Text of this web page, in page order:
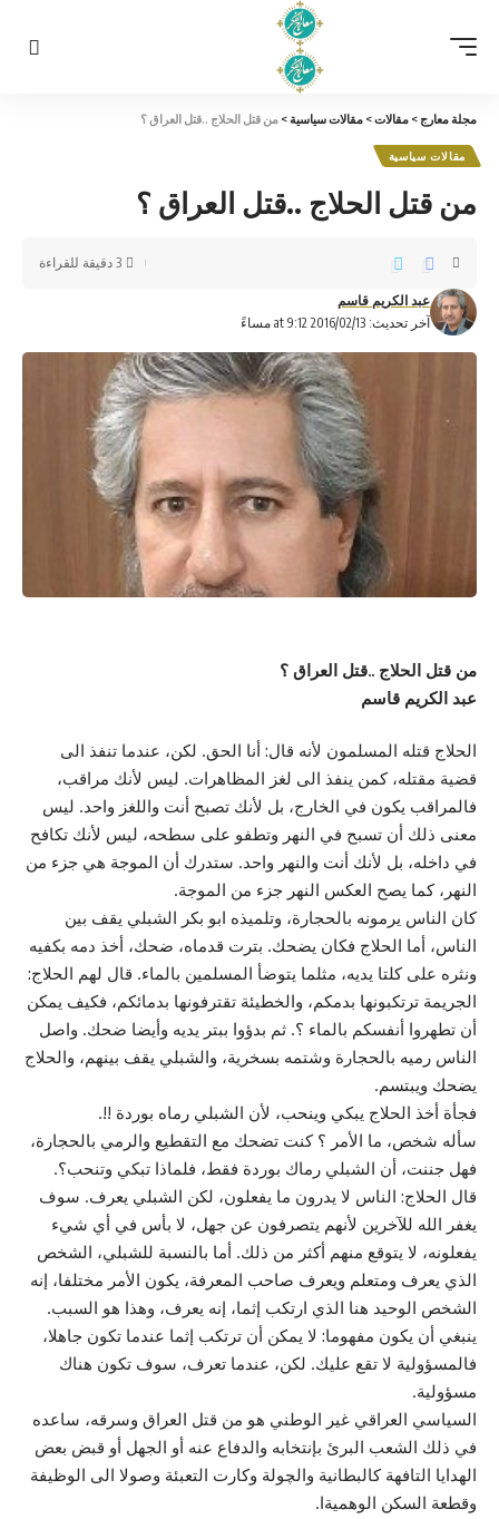
مجلة معارج> مقالات> مقالات سياسية> من قتل الحلاج ..قتل العراق ؟
مقالات سياسية
من قتل الحلاج ..قتل العراق ؟
آخر تحديث: 2016/02/13 at 9:12 مساءً
عبد الكريم قاسم
3 دقيقة للقراءة
من قتل الحلاج ..قتل العراق ؟
عبد الكريم قاسم
الحلاج قتله المسلمون لأنه قال: أنا الحق. لكن، عندما تنفذ الى
قضية مقتله، كمن ينفذ الى لغز المظاهرات. ليس لأنك مراقب،
فالمراقب يكون في الخارج، بل لأنك تصبح أنت واللغز واحد. ليس
معنى ذلك أن تسبح في النهر وتطفو على سطحه، ليس لأنك تكافح
في داخله، بل لأنك أنت والنهر واحد. ستدرك أن الموجة هي جزء من
النهر، كما يصح العكس النهر جزء من الموجة.
كان الناس يرمونه بالحجارة، وتلميذه ابو بكر الشبلي يقف بين
الناس، أما الحلاج فكان يضحك. بترت قدماه، ضحك، أخذ دمه بكفيه
ونثره على كلتا يديه، مثلما يتوضأ المسلمين بالماء. قال لهم الحلاج:
الجريمة ترتكبونها بدمكم، والخطيئة تقترفونها بدمائكم، فكيف يمكن
أن تطهروا أنفسكم بالماء ؟. ثم بدؤوا ببتر يديه وأيضا ضحك. واصل
الناس رميه بالحجارة وشتمه بسخرية، والشبلي يقف بينهم، والحلاج
يضحك ويبتسم.
فجأة أخذ الحلاج يبكي وينحب، لأن الشبلي رماه بوردة !!.
سأله شخص، ما الأمر ؟ كنت تضحك مع التقطيع والرمي بالحجارة،
فهل جننت، أن الشبلي رماك بوردة فقط، فلماذا تبكي وتنحب؟.
قال الحلاج: الناس لا يدرون ما يفعلون، لكن الشبلي يعرف. سوف
يغفر الله للآخرين لأنهم يتصرفون عن جهل، لا بأس في أي شيء
يفعلونه، لا يتوقع منهم أكثر من ذلك. أما بالنسبة للشبلي، الشخص
الذي يعرف ومتعلم ويعرف صاحب المعرفة، يكون الأمر مختلفا، إنه
الشخص الوحيد هنا الذي ارتكب إثما، إنه يعرف، وهذا هو السبب.
ينبغي أن يكون مفهوما: لا يمكن أن ترتكب إثما عندما تكون جاهلا،
فالمسؤولية لا تقع عليك. لكن، عندما تعرف، سوف تكون هناك
مسؤولية.
السياسي العراقي غير الوطني هو من قتل العراق وسرقه، ساعده
في ذلك الشعب البرئ بإنتخابه والدفاع عنه أو الجهل أو قبض بعض
الهدايا التافهة كالبطانية والچولة وكارت التعبئة وصولا الى الوظيفة
وقطعة السكن الوهميةا.